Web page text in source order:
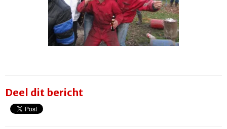
Deel dit bericht